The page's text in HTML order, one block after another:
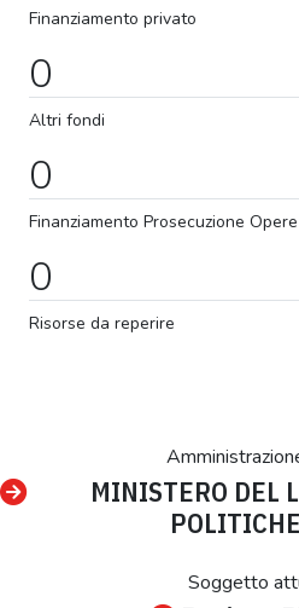
Finanziamento privato
0
Altri fondi
0
Finanziamento Prosecuzione
0
Risorse da reperire
MINISTERO DEL
Soggetto